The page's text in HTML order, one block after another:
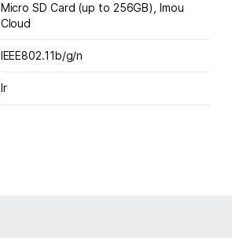
Vēlmju saraksts
Micro SD Card (up to 256GB), Imou
Cloud
IEEE802.11b/g/n
Ir